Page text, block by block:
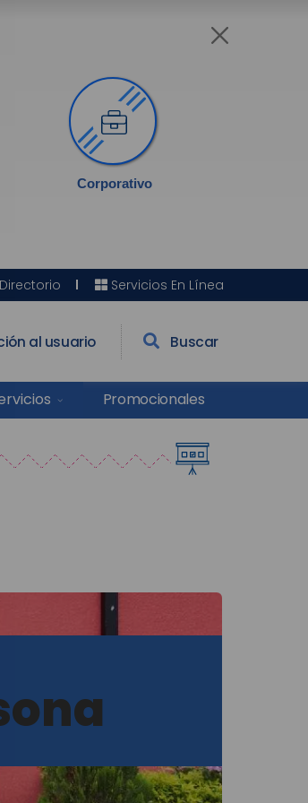
Corporativo
Servicios En Línea
al usuario Buscar
Promocionales